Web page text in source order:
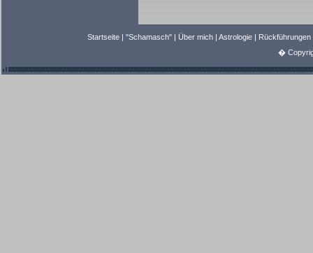
Startseite | "Schamasch" | Über mich | Astrologie | Rückführungen
�